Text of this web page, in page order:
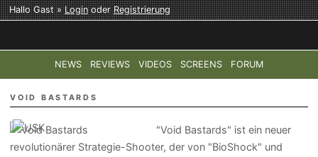
Hallo Gast »LoginoderRegistrierung
NEWS REVIEWS VIDEOS SCREENS FORUM
TOP-THEMEN: COD: MODERN WARFARE 4 HALO:
VOID BASTARDS
"Void Bastards" ist ein neuer
revolutionärer Strategie-Shooter, der von "BioShock" und